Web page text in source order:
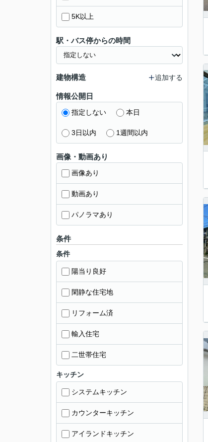
5K以上
駅・バス停からの時間
建物構造 追加する
情報公開日
指定しない 本日
3日以内 1週間以内
画像・動画あり
画像あり
動画あり
パノラマあり
条件
条件
陽当り良好
閑静な住宅地
リフォーム済
輸入住宅
二世帯住宅
キッチン
システムキッチン
カウンターキッチン
アイランドキッチン